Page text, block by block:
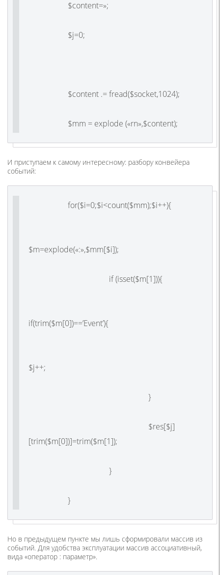
$content=»;
$j=0;
$content .= fread($socket,1024);
$mm = explode («rn»,$content);
И приступаем к самому интересному: разбору конвейера
событий:
for($i=0;$i<count($mm);$i++){
$m=explode(«:»,$mm[$i]);
if (isset($m[1])){
if(trim($m[0])==’Event’){
$j++;
}
$res[$j]
[trim($m[0])]=trim($m[1]);
}
}
Но в предыдущем пункте мы лишь сформировали массив из
событий. Для удобства эксплуатации массив ассоциативный,
вида «оператор : параметр».